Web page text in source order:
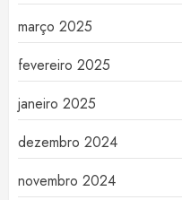
março 2025
fevereiro 2025
janeiro 2025
dezembro 2024
novembro 2024